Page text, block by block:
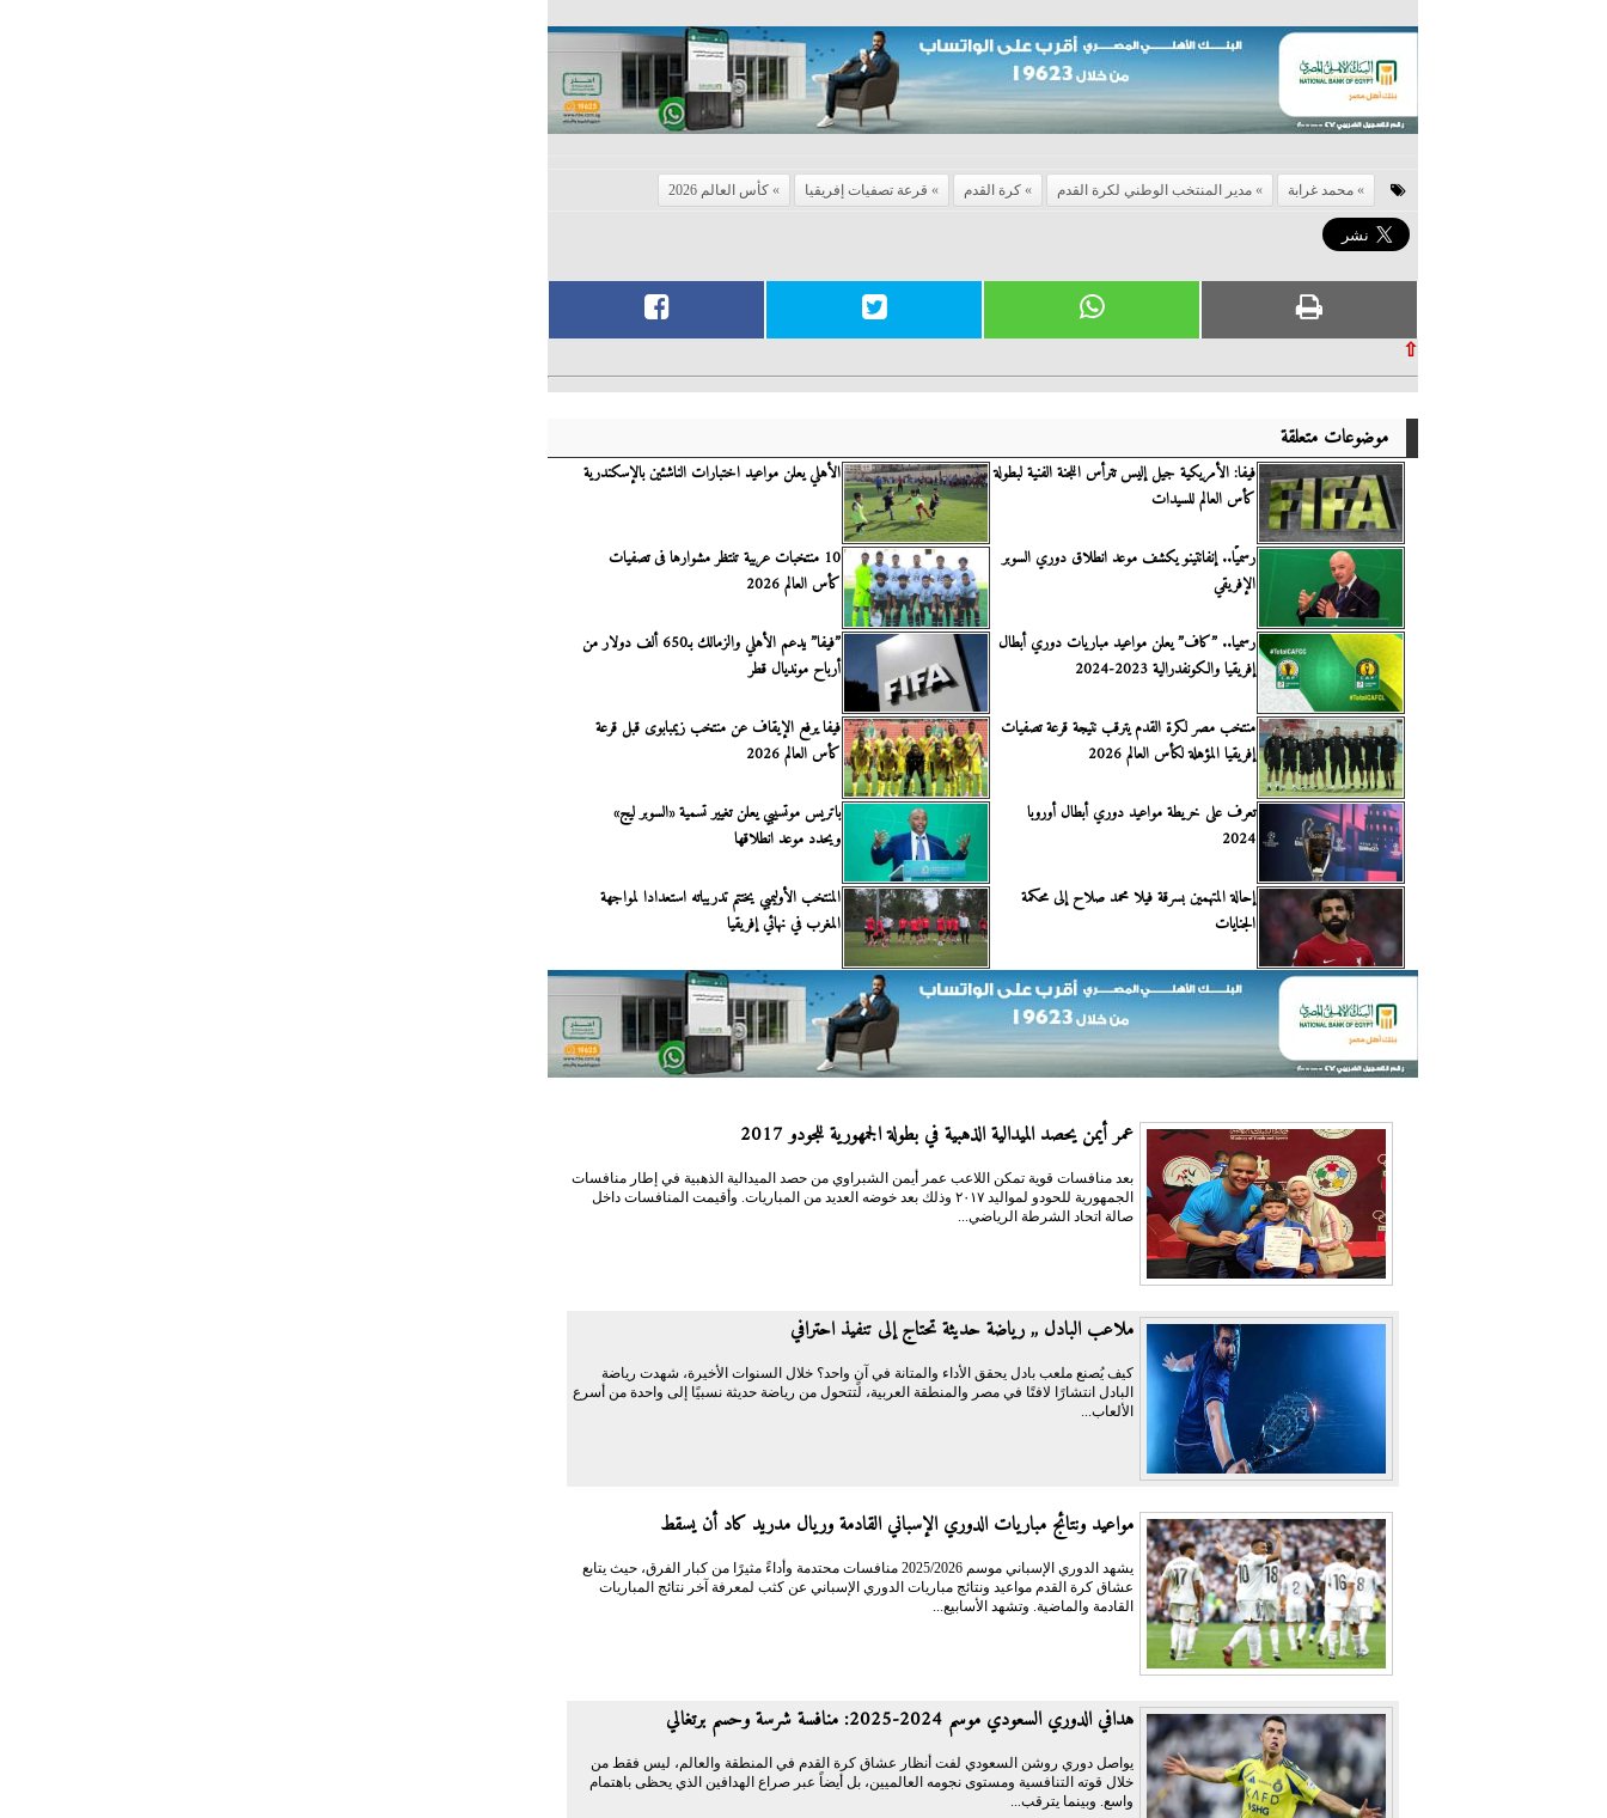
محمد غرابة مدير المنتخب الوطني لكرة القدم كرة القدم قرعة تصفيات إفريقيا كأس العالم 2026
⇧
موضوعات متعلقة
فيفا: الأمريكية جيل إليس تترأس اللجنة الفنية لبطولة
كأس العالم للسيدات
الأهلي يعلن مواعيد اختبارات الناشئين بالإسكندرية
رسميًا.. إنفانتينو يكشف موعد انطلاق دوري السوبر
الإفريقي
10 منتخبات عربية تنتظر مشوارها فى تصفيات
كأس العالم 2026
رسميا.. ”كاف” يعلن مواعيد مباريات دوري أبطال
إفريقيا والكونفدرالية 2023-2024
”فيفا” يدعم الأهلي والزمالك بـ650 ألف دولار من
أرباح مونديال قطر
منتخب مصر لكرة القدم يترقب نتيجة قرعة تصفيات
إفريقيا المؤهلة لكأس العالم 2026
فيفا يرفع الإيقاف عن منتخب زيمبابوى قبل قرعة
كأس العالم 2026
تعرف على خريطة مواعيد دوري أبطال أوروبا
2024
باتريس موتسيبي يعلن تغيير تسمية «السوبر ليج»
ويحدد موعد انطلاقها
إحالة المتهمين بسرقة فيلا محمد صلاح إلى محكمة
الجنايات
المنتخب الأوليمبي يختتم تدريباته استعدادا لمواجهة
المغرب في نهائي إفريقيا
عمر أيمن يحصد الميدالية الذهبية في بطولة الجمهورية للجودو 2017
بعد منافسات قوية تمكن اللاعب عمر أيمن الشبراوي من حصد الميدالية الذهبية في إطار منافسات
الجمهورية للحودو لمواليد ٢٠١٧ وذلك بعد خوضه العديد من المباريات. وأقيمت المنافسات داخل
صالة اتحاد الشرطة الرياضي...
ملاعب البادل ,, رياضة حديثة تحتاج إلى تنفيذ احترافي
كيف يُصنع ملعب بادل يحقق الأداء والمتانة في آنٍ واحد؟ خلال السنوات الأخيرة، شهدت رياضة
البادل انتشارًا لافتًا في مصر والمنطقة العربية، لتتحول من رياضة حديثة نسبيًا إلى واحدة من أسرع
الألعاب...
مواعيد ونتائج مباريات الدوري الإسباني القادمة وريال مدريد كاد أن يسقط
يشهد الدوري الإسباني موسم 2025/2026 منافسات محتدمة وأداءً مثيرًا من كبار الفرق، حيث يتابع
عشاق كرة القدم مواعيد ونتائج مباريات الدوري الإسباني عن كثب لمعرفة آخر نتائج المباريات
القادمة والماضية. وتشهد الأسابيع...
هدافي الدوري السعودي موسم 2024-2025: منافسة شرسة وحسم برتغالي
يواصل دوري روشن السعودي لفت أنظار عشاق كرة القدم في المنطقة والعالم، ليس فقط من
خلال قوته التنافسية ومستوى نجومه العالميين، بل أيضاً عبر صراع الهدافين الذي يحظى باهتمام
واسع. وبينما يترقب...